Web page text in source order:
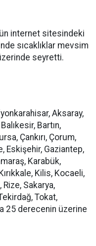
internet sitesindeki
sıcaklıklar mevsim
seyretti.
Aksaray,
Bartın,
Çankırı, Çorum,
Eskişehir, Gaziantep,
Karabük,
Kilis, Kocaeli,
Rize, Sakarya,
Tokat,
25 derecenin üzerine